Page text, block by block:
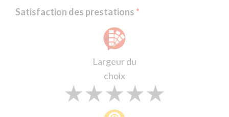
Satisfaction des prestations
Largeur du
choix
★
★★
★★★
★★★★
★★★★★